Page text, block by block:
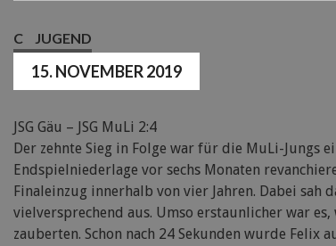
C JUGEND
15. NOVEMBER 2019
JSG Gäu – JSG MuLi 2:4
Der zehnte Sieg in Folge war für die MuLi-Jungs
Endspielniederlage vor sechs Monaten
Finaleinzug innerhalb von vier Jahren. Dabei
vielversprechend aus. Umso erstaunlicher war
zauberten. Schon nach 24 Sekunden wurde